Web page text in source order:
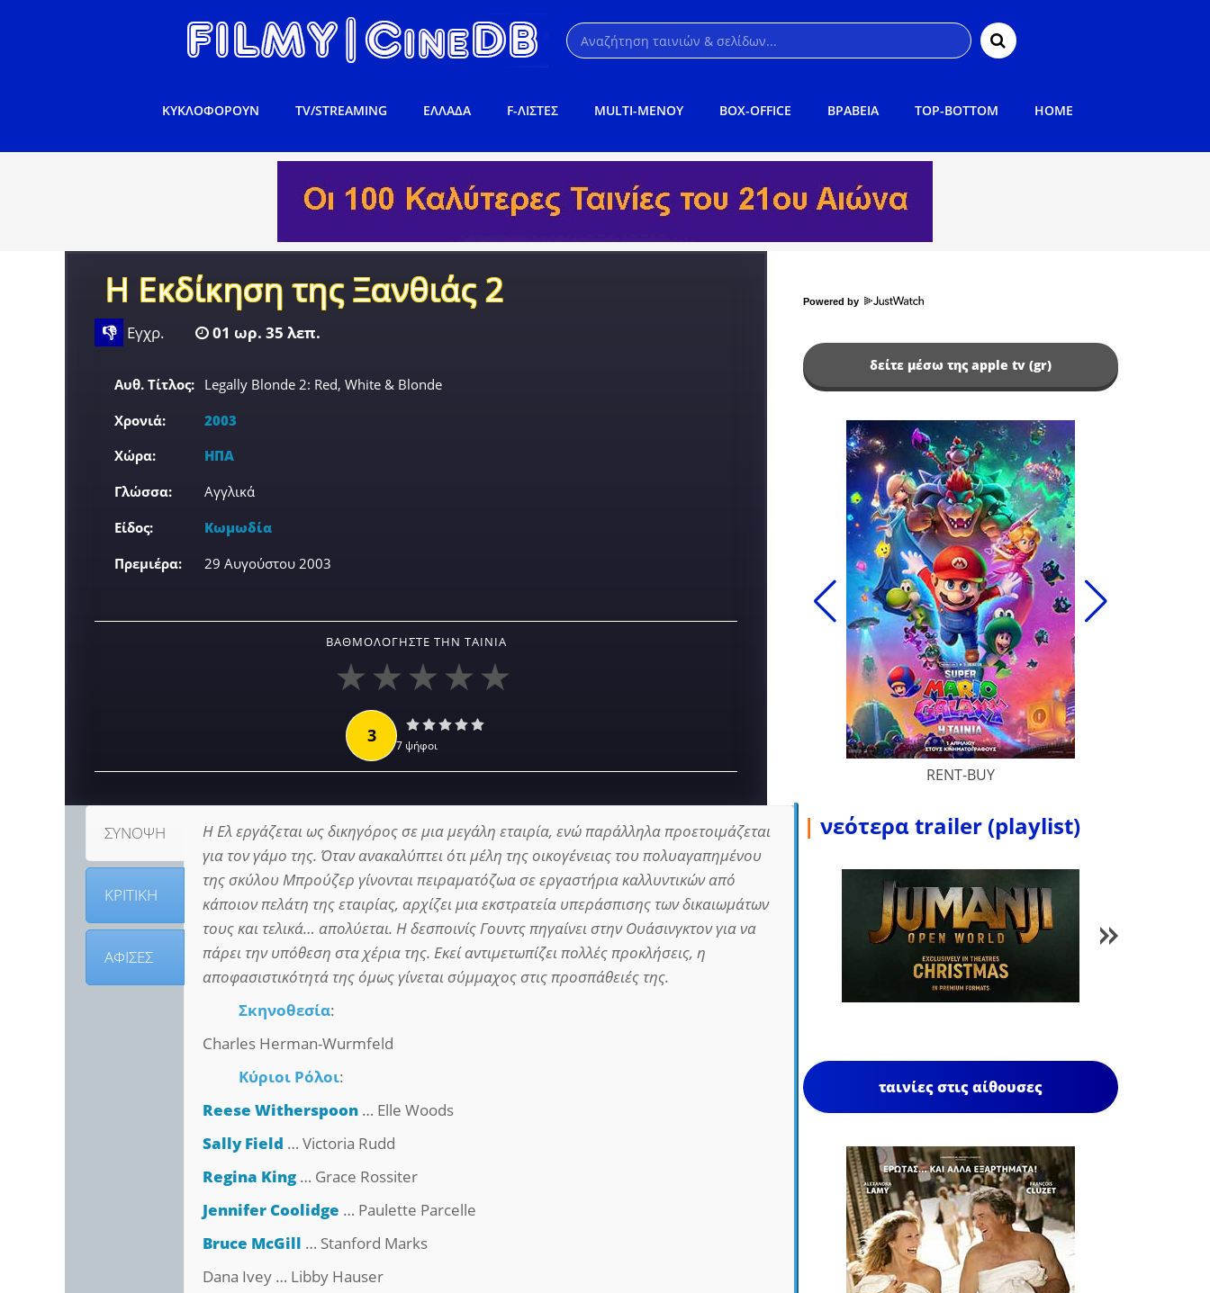
ΚΥΚΛΟΦΟΡΟΥΝ TV/STREAMING ΕΛΛΑΔΑ F-ΛΙΣΤΕΣ MULTI-ΜΕΝΟΥ BOX-OFFICE ΒΡΑΒΕΙΑ TOP-BOTTOM HOME
Η Εκδίκηση της Ξανθιάς 2
👎 Εγχρ. 01 ωρ. 35 λεπ.
Αυθ. Τίτλος: Legally Blonde 2: Red, White & Blonde
Χρονιά:
2003
Χώρα:
ΗΠΑ
Γλώσσα:
Αγγλικά
Είδος:
Κωμωδία
Πρεμιέρα:
29 Αυγούστου 2003
ΒΑΘΜΟΛΟΓΉΣΤΕ ΤΗΝ ΤΑΙΝΊΑ
3 7 ψήφοι
ΣΥΝΟΨΗ
ΚΡΙΤΙΚΗ
ΑΦΙΣΕΣ
H Ελ εργάζεται ως δικηγόρος σε μια μεγάλη εταιρία, ενώ παράλληλα προετοιμάζεται
για τον γάμο της. Όταν ανακαλύπτει ότι μέλη της οικογένειας του πολυαγαπημένου
της σκύλου Μπρούζερ γίνονται πειραματόζωα σε εργαστήρια καλλυντικών από
κάποιον πελάτη της εταιρίας, αρχίζει μια εκστρατεία υπεράσπισης των δικαιωμάτων
τους και τελικά… απολύεται. Η δεσποινίς Γουντς πηγαίνει στην Ουάσινγκτον για να
πάρει την υπόθεση στα χέρια της. Εκεί αντιμετωπίζει πολλές προκλήσεις, η
αποφασιστικότητά της όμως γίνεται σύμμαχος στις προσπάθειές της.
Σκηνοθεσία:
Charles Herman-Wurmfeld
Κύριοι Ρόλοι:
Reese Witherspoon … Elle Woods
Sally Field … Victoria Rudd
Regina King … Grace Rossiter
Jennifer Coolidge … Paulette Parcelle
Bruce McGill … Stanford Marks
Dana Ivey … Libby Hauser
Powered by
δείτε μέσω της apple tv (gr)
RENT-BUY
| νεότερα trailer (playlist)
1/85
ταινίες στις αίθουσες